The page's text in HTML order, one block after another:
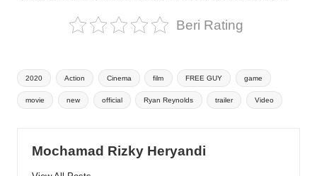
Beri Rating
Tags:
2020 Action Cinema film FREE GUY game
movie new official Ryan Reynolds trailer Video
Mochamad Rizky Heryandi